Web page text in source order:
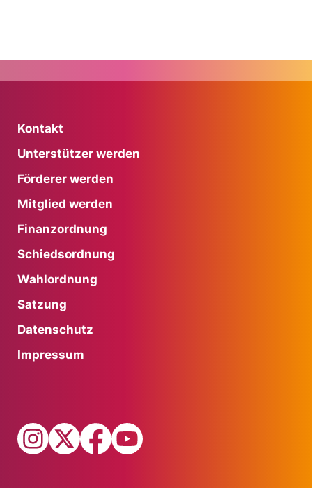
Kontakt
Unterstützer werden
Förderer werden
Mitglied werden
Finanzordnung
Schiedsordnung
Wahlordnung
Satzung
Datenschutz
Impressum